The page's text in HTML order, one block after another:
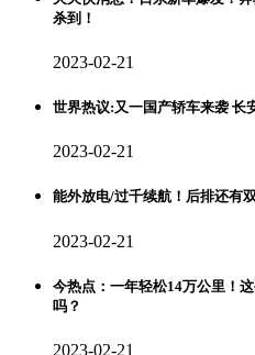
杀到！
2023-02-21
世界热议:又一国产轿车来袭 长
2023-02-21
能外放电/过千续航！后排还有
2023-02-21
今热点：一年轻松14万公里！
吗？
2023-02-21